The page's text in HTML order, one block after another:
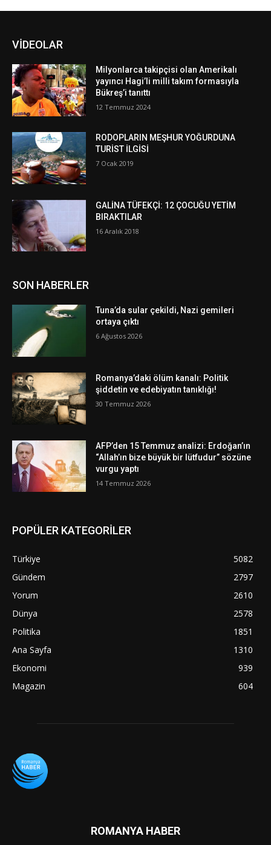
VİDEOLAR
Milyonlarca takipçisi olan Amerikalı
yayıncı Hagi’li milli takım formasıyla
Bükreş’i tanıttı
12 Temmuz 2024
RODOPLARIN MEŞHUR YOĞURDUNA
TURİST İLGİSİ
7 Ocak 2019
GALİNA TÜFEKÇİ: 12 ÇOCUĞU YETİM
BIRAKTILAR
16 Aralık 2018
SON HABERLER
Tuna’da sular çekildi, Nazi gemileri
ortaya çıktı
6 Ağustos 2026
Romanya’daki ölüm kanalı: Politik
şiddetin ve edebiyatın tanıklığı!
30 Temmuz 2026
AFP’den 15 Temmuz analizi: Erdoğan’ın
“Allah’ın bize büyük bir lütfudur” sözüne
vurgu yaptı
14 Temmuz 2026
POPÜLER KATEGORİLER
Türkiye
5082
Gündem
2797
Yorum
2610
Dünya
2578
Politika
1851
Ana Sayfa
1310
Ekonomi
939
Magazin
604
ROMANYA HABER